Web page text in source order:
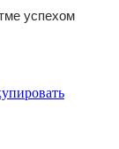
успехом